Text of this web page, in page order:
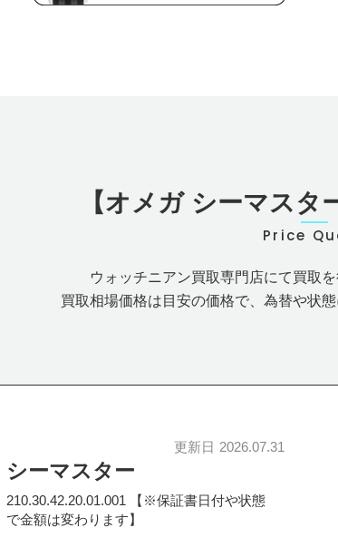
【オメガ シーマスタ
Price
ウォッチニアン買取専門店にて買取
買取相場価格は目安の価格で、為替や状
更新日 2026.07.31
シーマスター
210.30.42.20.01.001 【※保証書日付や状態
で金額は変わります】